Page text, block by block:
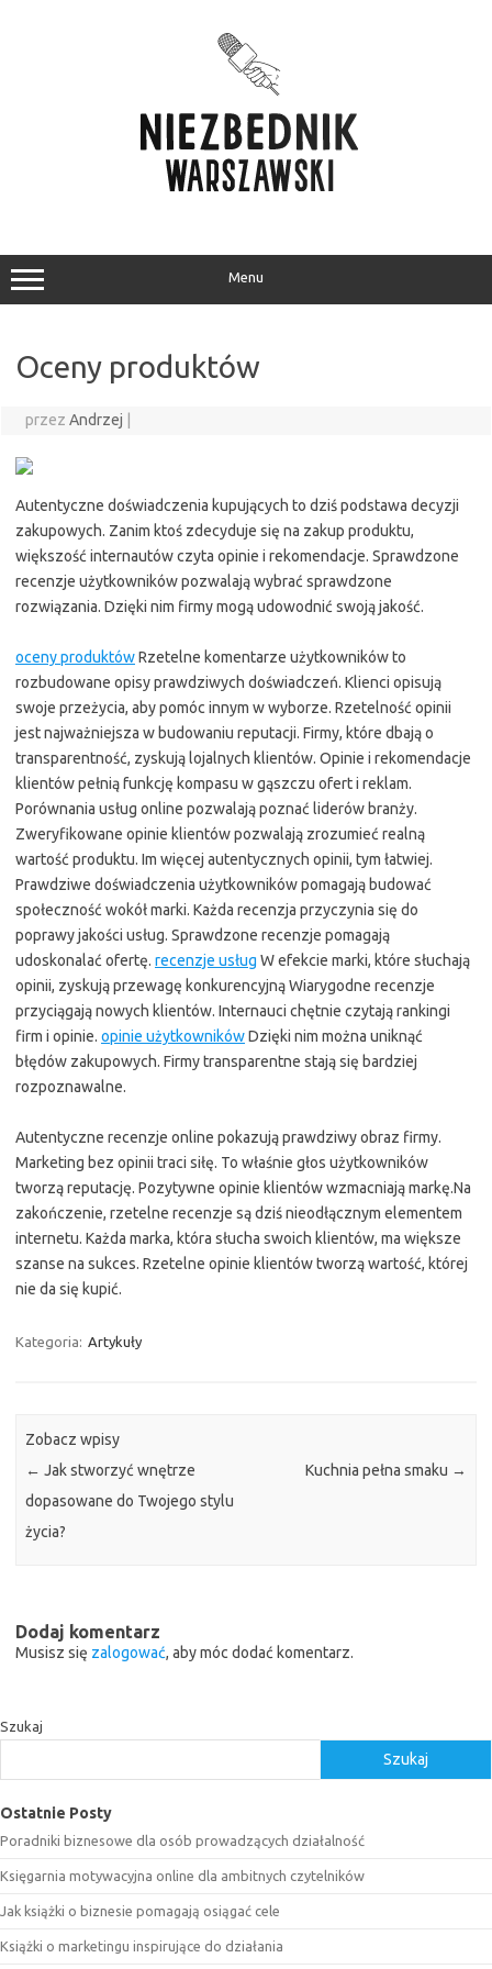
Menu
Oceny produktów
przez Andrzej
Autentyczne doświadczenia kupujących to dziś podstawa decyzji
zakupowych. Zanim ktoś zdecyduje się na zakup produktu,
większość internautów czyta opinie i rekomendacje. Sprawdzone
recenzje użytkowników pozwalają wybrać sprawdzone
rozwiązania. Dzięki nim firmy mogą udowodnić swoją jakość.
oceny produktówRzetelne komentarze użytkowników to
rozbudowane opisy prawdziwych doświadczeń. Klienci opisują
swoje przeżycia, aby pomóc innym w wyborze. Rzetelność opinii
jest najważniejsza w budowaniu reputacji. Firmy, które dbają o
transparentność, zyskują lojalnych klientów. Opinie i rekomendacje
klientów pełnią funkcję kompasu w gąszczu ofert i reklam.
Porównania usług online pozwalają poznać liderów branży.
Zweryfikowane opinie klientów pozwalają zrozumieć realną
wartość produktu. Im więcej autentycznych opinii, tym łatwiej.
Prawdziwe doświadczenia użytkowników pomagają budować
społeczność wokół marki. Każda recenzja przyczynia się do
poprawy jakości usług. Sprawdzone recenzje pomagają
udoskonalać ofertę. recenzje usług W efekcie marki, które słuchają
opinii, zyskują przewagę konkurencyjną Wiarygodne recenzje
przyciągają nowych klientów. Internauci chętnie czytają rankingi
firm i opinie. opinie użytkownikówDzięki nim można uniknąć
błędów zakupowych. Firmy transparentne stają się bardziej
rozpoznawalne.
Autentyczne recenzje online pokazują prawdziwy obraz firmy.
Marketing bez opinii traci siłę. To właśnie głos użytkowników
tworzą reputację. Pozytywne opinie klientów wzmacniają markę.Na
zakończenie, rzetelne recenzje są dziś nieodłącznym elementem
internetu. Każda marka, która słucha swoich klientów, ma większe
szanse na sukces. Rzetelne opinie klientów tworzą wartość, której
nie da się kupić.
Kategoria: Artykuły
Zobacz wpisy
← Jak stworzyć wnętrze
dopasowane do Twojego stylu
życia?
Kuchnia pełna smaku →
Dodaj komentarz
Musisz się zalogować, aby móc dodać komentarz.
Szukaj
Szukaj
Ostatnie Posty
Poradniki biznesowe dla osób prowadzących działalność
Księgarnia motywacyjna online dla ambitnych czytelników
Jak książki o biznesie pomagają osiągać cele
Książki o marketingu inspirujące do działania